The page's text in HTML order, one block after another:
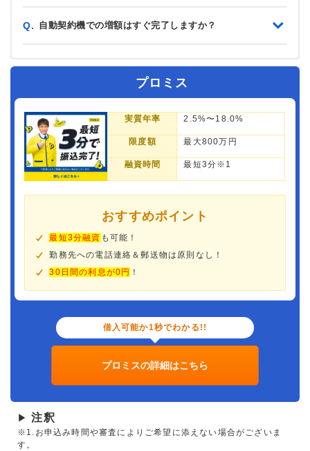
Q. 自動契約機での増額はすぐ完了しますか？
プロミス
実質年率 2.5%〜18.0%
限度額 最大800万円
融資時間 最短3分※1
おすすめポイント
最短3分融資 も可能！
勤務先への電話連絡＆郵送物は原則なし！
30日間の利息が0円 ！
借入可能か1秒でわかる!!
プロミスの詳細はこちら
▶ 注釈
※1.お申込み時間や審査によりご希望に添えない場合がございま
す。